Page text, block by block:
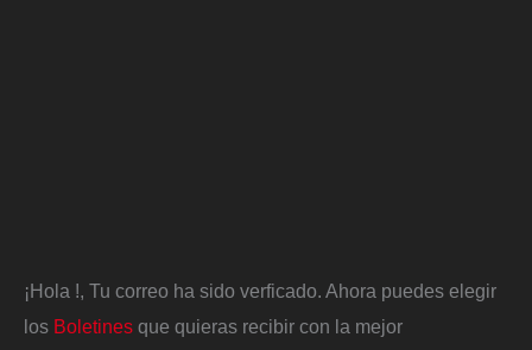
¡Hola !, Tu correo ha sido verficado. Ahora puedes elegir
los Boletines que quieras recibir con la mejor